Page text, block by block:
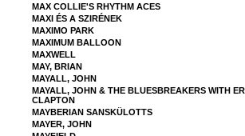
MAX COLLIE'S RHYTHM ACES
MAXI ÉS A SZIRÉNEK
MAXIMO PARK
MAXIMUM BALLOON
MAXWELL
MAY, BRIAN
MAYALL, JOHN
MAYALL, JOHN & THE BLUESBREAKERS WITH
CLAPTON
MAYBERIAN SANSKÜLOTTS
MAYER, JOHN